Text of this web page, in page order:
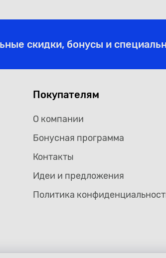
скидки, бонусы и
Покупателям
О компании
Бонусная программа
Контакты
Идеи и предложения
Политика